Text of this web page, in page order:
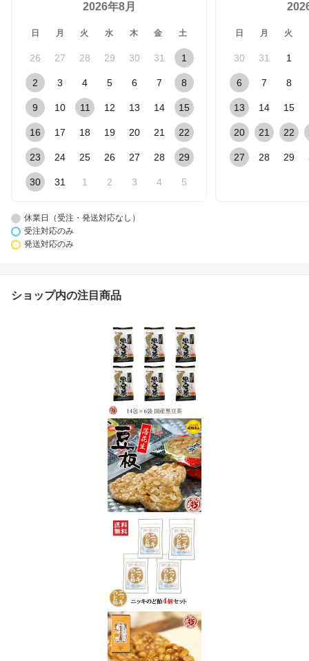
2026年8月
日 月 火 水 木 金 土
26 27 28 29 30 31 1
2 3 4 5 6 7 8
9 10 11 12 13 14 15
16 17 18 19 20 21 22
23 24 25 26 27 28 29
30 31 1 2 3 4 5
日 月 火
30 31 1
6 7 8
13 14 15
20 21 22
27 28 29
休業日（受注・発送対応なし）
受注対応のみ
発送対応のみ
ショップ内の注目商品